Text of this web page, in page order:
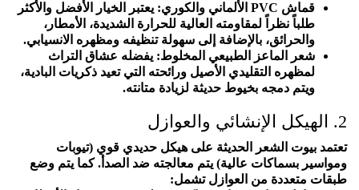
قماش PVC الألماني والكوري: يعتبر الخيار الأفضل والأكثر
طلباً نظراً لمقاومته العالية للحرارة الشديدة، الأمطار،
والحرائق، بالإضافة إلى سهولة تنظيفه ومظهره الانسيابي.
شعر الماعز الطبيعي المخلوط: يفضله عشاق التراث
لمظهره التقليدي الأصيل ورائحته التي تعيد ذكريات البادية،
ويتم دمجه بخيوط حديثة لزيادة متانته.
تعتمد بيوت الشعر الحديثة على هيكل حديدي قوي (تيوبات
ومواسير بسماكات عالية) يتم معالجته ضد الصدأ. كما يتم وضع
طبقات متعددة من العوازل تشمل: